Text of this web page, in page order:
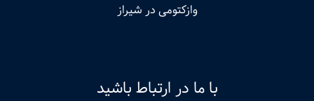
وازکتومی در شیراز
با ما در ارتباط باشید